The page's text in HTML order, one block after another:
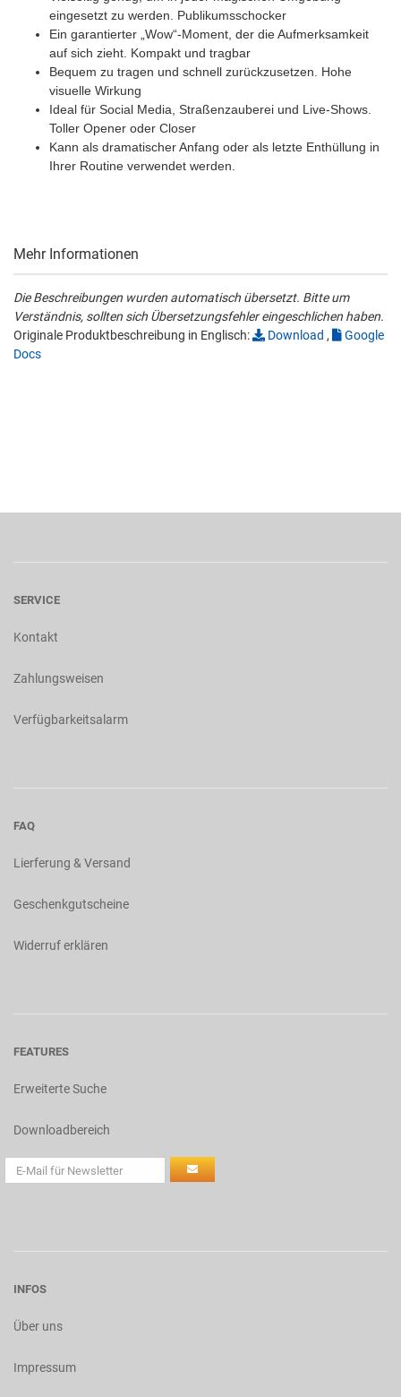
eingesetzt zu werden. Publikumsschocker
Ein garantierter „Wow“-Moment, der die Aufmerksamkeit
auf sich zieht. Kompakt und tragbar
Bequem zu tragen und schnell zurückzusetzen. Hohe
visuelle Wirkung
Ideal für Social Media, Straßenzauberei und Live-Shows.
Toller Opener oder Closer
Kann als dramatischer Anfang oder als letzte Enthüllung in
Ihrer Routine verwendet werden.
Mehr Informationen
Die Beschreibungen wurden automatisch übersetzt. Bitte um
Verständnis, sollten sich Übersetzungsfehler eingeschlichen haben.
Originale Produktbeschreibung in Englisch:
Download ,
Google
Docs
SERVICE
Kontakt
Zahlungsweisen
Verfügbarkeitsalarm
FAQ
Lierferung & Versand
Geschenkgutscheine
Widerruf erklären
FEATURES
Erweiterte Suche
Downloadbereich
INFOS
Über uns
Impressum